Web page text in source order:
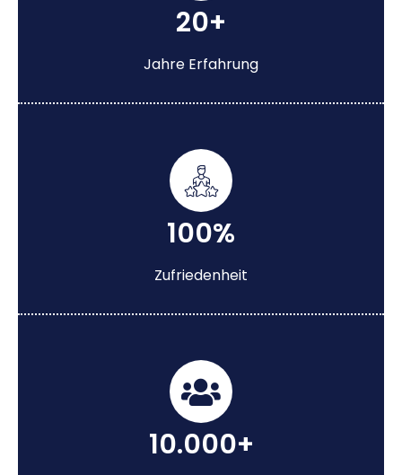
20+
Jahre Erfahrung
100%
Zufriedenheit
10.000+